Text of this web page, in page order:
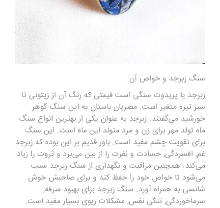
سنگ زبرجد و خواص آن
زبرجد یا پریدوت سنگی است قیمتی که رنگ آن از زیتونی تا
سبز تیره متغیر است. مصریان باستان به این سنگ گوهر
خورشید می‌گفتند. زبرجد به عنوان یکی از بهترین انواع سنگ
ماه تولد مهر برای زن و مرد متولد این ماه است. این سنگ
برای تقویت چشم مفید است. باور قدیم بر این بوده که زبرجد
غم, افسردگی, حسادت و نفرت را از بین می‌برد و ثروت را زیاد
می‌کند. همچنین مراقبت و نگهداری از سنگ زبرجد سبب
می‌شود تا خواص خود را حفظ کند و برای صاحبش خوش
شانسی به همراه آورد. سنگ زبرجد برای بهبود سرفه,
سرماخوردگی, تنگی نفس, مشکلات ریوی بسیار مفید است.